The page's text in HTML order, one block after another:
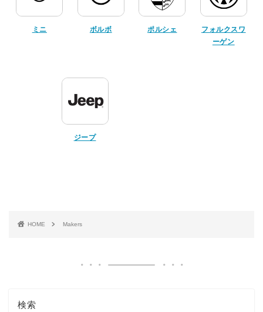
ミニ ボルボ ポルシェ
フォルクスワ
ーゲン
ジープ
HOME Makers
検索